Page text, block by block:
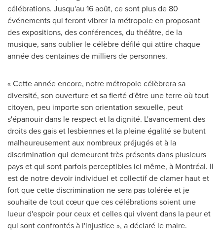
célébrations. Jusqu'au 16 août, ce sont plus de 80
événements qui feront vibrer la métropole en proposant
des expositions, des conférences, du théâtre, de la
musique, sans oublier le célèbre défilé qui attire chaque
année des centaines de milliers de personnes.
« Cette année encore, notre métropole célèbrera sa
diversité, son ouverture et sa fierté d'être une terre où tout
citoyen, peu importe son orientation sexuelle, peut
s'épanouir dans le respect et la dignité. L'avancement des
droits des gais et lesbiennes et la pleine égalité se butent
malheureusement aux nombreux préjugés et à la
discrimination qui demeurent très présents dans plusieurs
pays et qui sont parfois perceptibles ici même, à Montréal. Il
est de notre devoir individuel et collectif de clamer haut et
fort que cette discrimination ne sera pas tolérée et je
souhaite de tout cœur que ces célébrations soient une
lueur d'espoir pour ceux et celles qui vivent dans la peur et
qui sont confrontés à l'injustice », a déclaré le maire.